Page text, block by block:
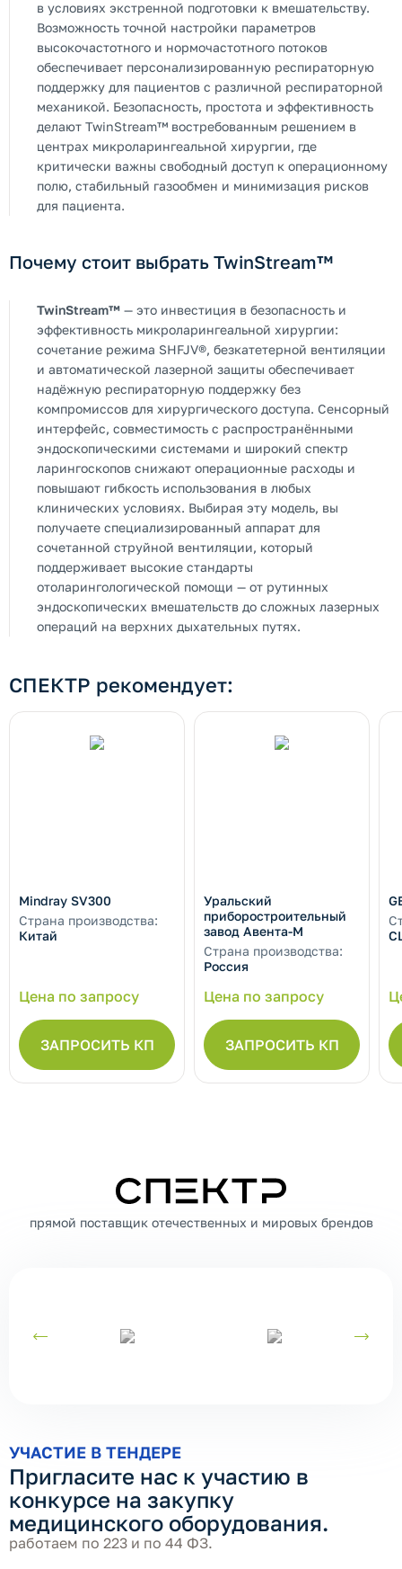
в условиях экстренной подготовки к вмешательству.
Возможность точной настройки параметров
высокочастотного и нормочастотного потоков
обеспечивает персонализированную респираторную
поддержку для пациентов с различной респираторной
механикой. Безопасность, простота и эффективность
делают TwinStream™ востребованным решением в
центрах микроларингеальной хирургии, где
критически важны свободный доступ к операционному
полю, стабильный газообмен и минимизация рисков
для пациента.
Почему стоит выбрать TwinStream™
TwinStream™ — это инвестиция в безопасность и
эффективность микроларингеальной хирургии:
сочетание режима SHFJV®, безкатетерной вентиляции
и автоматической лазерной защиты обеспечивает
надёжную респираторную поддержку без
компромиссов для хирургического доступа. Сенсорный
интерфейс, совместимость с распространёнными
эндоскопическими системами и широкий спектр
ларингоскопов снижают операционные расходы и
повышают гибкость использования в любых
клинических условиях. Выбирая эту модель, вы
получаете специализированный аппарат для
сочетанной струйной вентиляции, который
поддерживает высокие стандарты
отоларингологической помощи — от рутинных
эндоскопических вмешательств до сложных лазерных
операций на верхних дыхательных путях.
СПЕКТР рекомендует:
Mindray SV300
Страна производства:
Китай
Цена по запросу
ЗАПРОСИТЬ КП
Уральский
приборостроительный
завод Авента-М
Страна производства:
Россия
Цена по запросу
ЗАПРОСИТЬ КП
СПЕКТР
прямой поставщик отечественных и мировых брендов
УЧАСТИЕ В ТЕНДЕРЕ
Пригласите нас к участию в
конкурсе на закупку
медицинского оборудования.
работаем по 223 и по 44 ФЗ.